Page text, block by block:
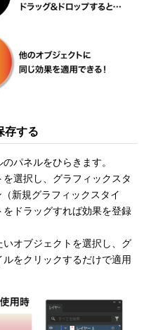
存する
パネルをひらきます。
選択し、グラフィックスタ
新規グラフィックスタイ
ドラッグすれば効果を登録
オブジェクトを選択し、グ
をクリックするだけで適用